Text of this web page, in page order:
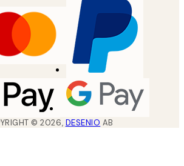
©2026, DESENIO AB